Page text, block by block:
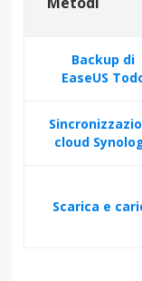
Backup di
EaseUS
cloud
Scarica e